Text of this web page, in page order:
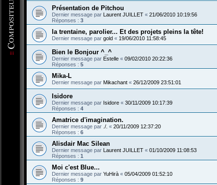
Présentation de Pitchou
Dernier message par Laurent JUILLET « 21/06/2010 10:19:56
Réponses : 3
la trentaine, parolier... Et des projets pleins la tête!
Dernier message par gold « 19/06/2010 11:58:45
Bien le Bonjour ^_^
Dernier message par Estelle « 09/02/2010 20:22:36
Réponses : 5
Mika-L
Dernier message par Mikachant « 26/12/2009 23:51:01
Isidore
Dernier message par Isidore « 30/11/2009 10:17:39
Réponses : 4
Amatrice d'imagination.
Dernier message par ./. « 20/11/2009 12:37:20
Réponses : 6
Alisdair Mac Silean
Dernier message par Laurent JUILLET « 01/10/2009 11:08:53
Réponses : 1
Moi c'est Blue...
Dernier message par YuHirà « 05/04/2009 01:52:10
Réponses : 9